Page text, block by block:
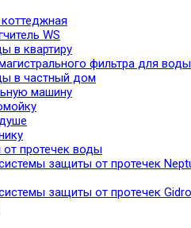
WS
в квартиру
фильтра для воды
в частный дом
машину
протечек воды
защиты от протечек
защиты от протечек